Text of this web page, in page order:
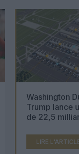
Washington
Trump lance
de 22,5
LIRE